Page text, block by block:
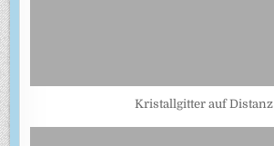
Kristallgitter auf Distanz